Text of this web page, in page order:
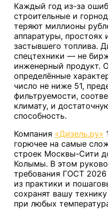
Каждый год из-за
строительные и
теряют миллионы
аппаратуры, простоях
застывшего топлива.
спецтехники — не
инженерный продукт.
определённые
число не ниже 51,
фильтруемости,
климату, и
способность.
Компания «Дизель.ру»
горючее на самые
строек Москвы-Сити
Колымы. В этом
требования ГОСТ
из практики и
сохранят вашу
при любых